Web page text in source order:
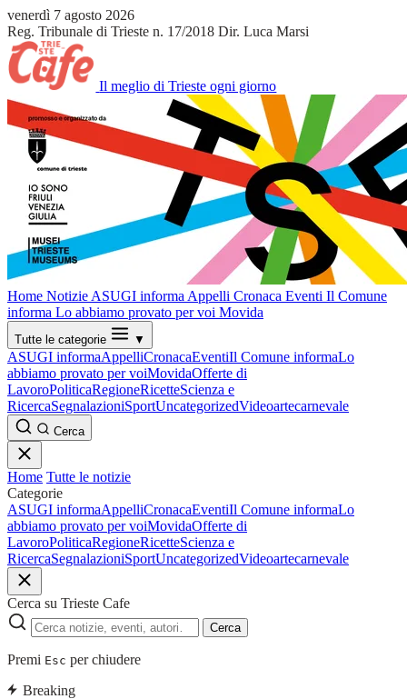
venerdì 7 agosto 2026
Reg. Tribunale di Trieste n. 17/2018 Dir. Luca Marsi
Il meglio di Trieste ogni giorno
Home Notizie ASUGI informa Appelli Cronaca Eventi Il Comune
informa Lo abbiamo provato per voi Movida
Tutte le categorie ▼
ASUGI informaAppelliCronacaEventiIl Comune informaLo
abbiamo provato per voiMovidaOfferte di
LavoroPoliticaRegioneRicetteScienza e
RicercaSegnalazioniSportUncategorizedVideoartecarnevale
Cerca
Home Tutte le notizie
Categorie
ASUGI informaAppelliCronacaEventiIl Comune informaLo
abbiamo provato per voiMovidaOfferte di
LavoroPoliticaRegioneRicetteScienza e
RicercaSegnalazioniSportUncategorizedVideoartecarnevale
Cerca su Trieste Cafe
Cerca
Premi Esc per chiudere
Breaking